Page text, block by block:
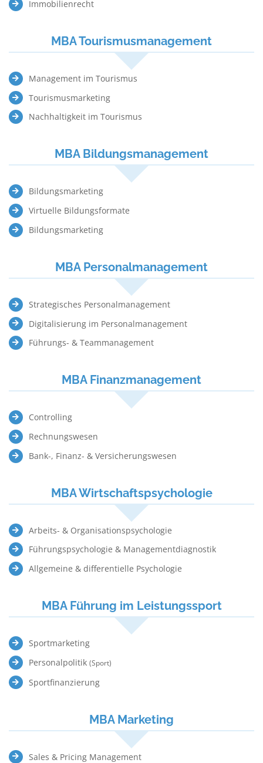
Immobilienrecht
MBA Tourismusmanagement
Management im Tourismus
Tourismusmarketing
Nachhaltigkeit im Tourismus
MBA Bildungsmanagement
Bildungsmarketing
Virtuelle Bildungsformate
Bildungsmarketing
MBA Personalmanagement
Strategisches Personalmanagement
Digitalisierung im Personalmanagement
Führungs- & Teammanagement
MBA Finanzmanagement
Controlling
Rechnungswesen
Bank-, Finanz- & Versicherungswesen
MBA Wirtschaftspsychologie
Arbeits- & Organisationspsychologie
Führungspsychologie & Managementdiagnostik
Allgemeine & differentielle Psychologie
MBA Führung im Leistungssport
Sportmarketing
Personalpolitik (Sport)
Sportfinanzierung
MBA Marketing
Sales & Pricing Management